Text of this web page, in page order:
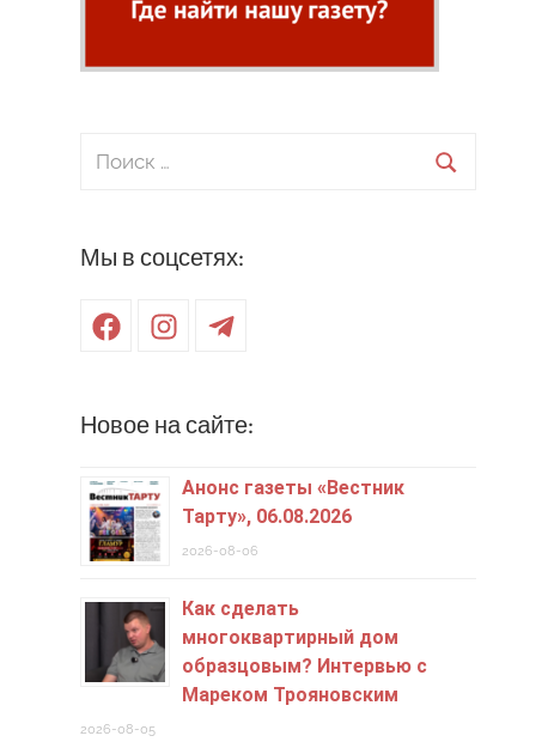
Поиск
Мы в соцсетях:
FacebookInstagramTelegram
Новое на сайте:
Анонс газеты «Вестник
Тарту», 06.08.2026
2026-08-06
Как сделать
многоквартирный дом
образцовым? Интервью с
Мареком Трояновским
2026-08-05